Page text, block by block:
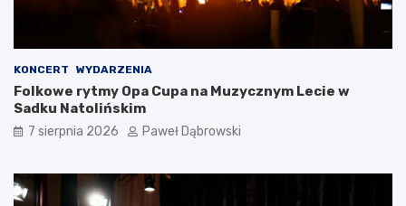
i
ę
t
a
a
w
j
.
g
i
KONCERT WYDARZENIA
Folkowe rytmy Opa Cupa na Muzycznym Lecie w
Sadku Natolińskim
7 sierpnia 2026 Paweł Dąbrowski